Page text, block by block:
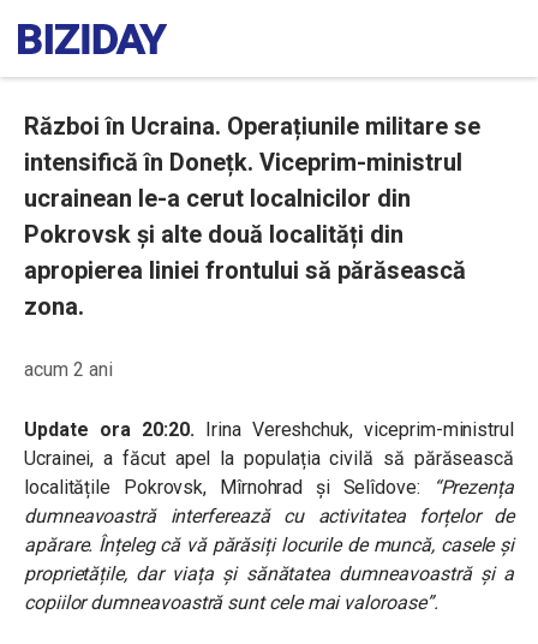
Război în Ucraina. Operațiunile militare se
intensifică în Donețk. Viceprim-ministrul
ucrainean le-a cerut localnicilor din
Pokrovsk și alte două localități din
apropierea liniei frontului să părăsească
zona.
acum 2 ani
Update ora 20:20. Irina Vereshchuk, viceprim-ministrul
Ucrainei, a făcut apel la populația civilă să părăsească
localitățile Pokrovsk, Mîrnohrad și Selîdove:
“Prezența
dumneavoastră interferează cu activitatea forțelor de
apărare. Înțeleg că vă părăsiți locurile de muncă, casele și
proprietățile, dar viața și sănătatea dumneavoastră și a
copiilor dumneavoastră sunt cele mai valoroase”.